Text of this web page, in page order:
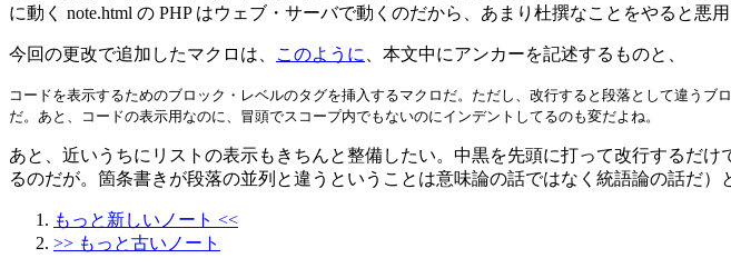
に動く note.html の PHP はウェブ・サーバで動くのだから、あまり杜撰なことをやると
今回の更改で追加したマクロは、 このように 、本文中にアンカーを記述するものと、
コードを表示するためのブロック・レベルのタグを挿入するマクロだ。ただし、改行すると段落として違う
だ。あと、コードの表示用なのに、冒頭でスコープ内でもないのにインデントしてるのも変だよね。
あと、近いうちにリストの表示もきちんと整備したい。中黒を先頭に打って改行するだ
るのだが。箇条書きが段落の並列と違うということは意味論の話ではなく統語論の話だ）
もっと新しいノート <<
>> もっと古いノート